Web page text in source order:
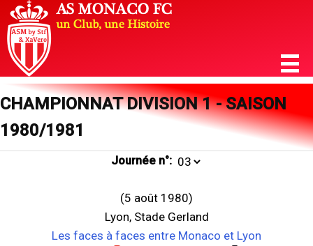
CHAMPIONNAT DIVISION 1 - SAISON
1980/1981
Journée n°:
(5 août 1980)
Lyon, Stade Gerland
Les faces à faces entre Monaco et Lyon